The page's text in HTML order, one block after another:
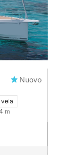
Nuovo
m